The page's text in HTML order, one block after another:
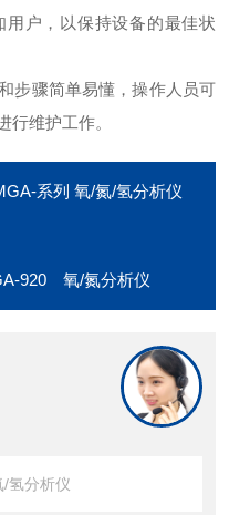
户，以保持设备的最佳状
步骤简单易懂，操作人员可
行维护工作。
系列 氧/氮/氢分析仪
920 氧/氮分析仪